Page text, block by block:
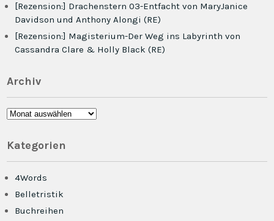
[Rezension:] Drachenstern 03-Entfacht von MaryJanice
Davidson und Anthony Alongi (RE)
[Rezension:] Magisterium-Der Weg ins Labyrinth von
Cassandra Clare & Holly Black (RE)
Archiv
Archiv
Kategorien
4Words
Belletristik
Buchreihen